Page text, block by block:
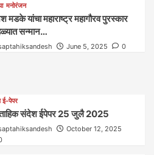
मनोरंजन
मडके यांचा महाराष्ट्र महागौरव‌ पुरस्कार‌‌‌
सन्मान…
June 5, 2025 0
पेपर
संदेश ईपेपर 25 जुलै 2025
October 12, 2025